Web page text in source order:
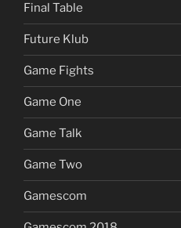
Final Table
Future Klub
Game Fights
Game One
Game Talk
Game Two
Gamescom